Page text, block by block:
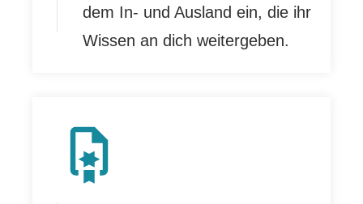
dem In- und Ausland ein, die ihr
Wissen an dich weitergeben.